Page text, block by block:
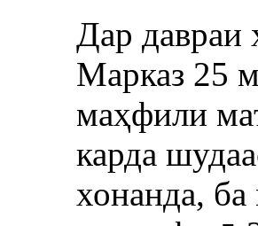
Дар давраи
Марказ 25
маҳфили
карда
хонанда,